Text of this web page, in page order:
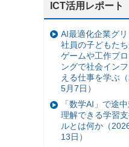
ICT活用レポート
AI最適化企業グリ
社員の子どもた
ゲームや工作プロ
ングで社会イン
える仕事を学ぶ
5月7日）
「数学AI」で途
理解できる学習
ルとは何か（
13日）